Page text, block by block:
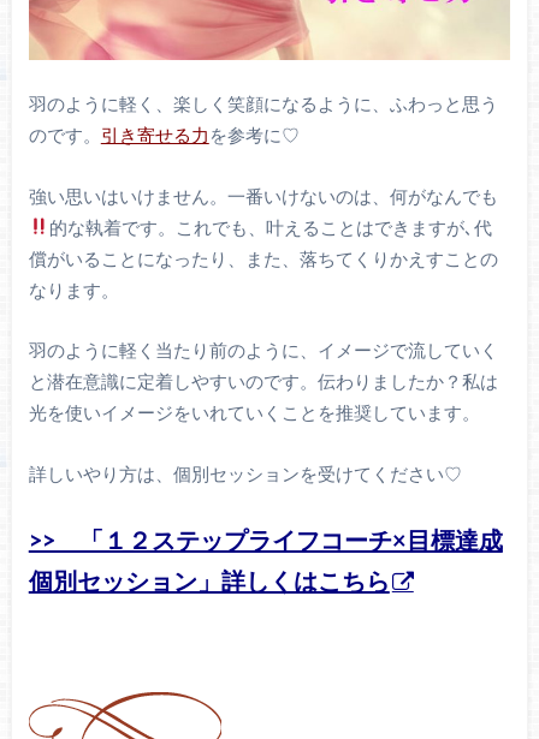
羽のように軽く、楽しく笑顔になるように、ふわっと思う
のです。 引き寄せる力 を参考に♡
強い思いはいけません。一番いけないのは、何がなんでも
的な執着です。これでも、叶えることはできますが､代
償がいることになったり、また、落ちてくりかえすことの
なります。
羽のように軽く当たり前のように、イメージで流していく
と潜在意識に定着しやすいのです。伝わりましたか？私は
光を使いイメージをいれていくことを推奨しています。
詳しいやり方は、個別セッションを受けてください♡
>> 「１２ステップライフコーチ×目標達成
個別セッション」詳しくはこちら